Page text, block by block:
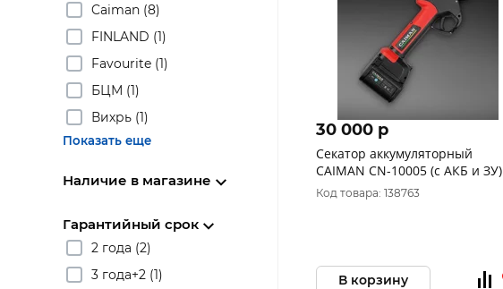
Caiman (8)
FINLAND (1)
Favourite (1)
БЦМ (1)
Вихрь (1)
Показать еще
Наличие в магазине
Гарантийный срок
2 года (2)
3 года+2 (1)
30 000 p
Секатор аккумуляторный
CAIMAN CN-10005 (с АКБ и ЗУ)
00-010613-0002
Код товара: 138763
В корзину